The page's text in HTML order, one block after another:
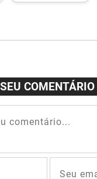
60
COMENTÁRIO